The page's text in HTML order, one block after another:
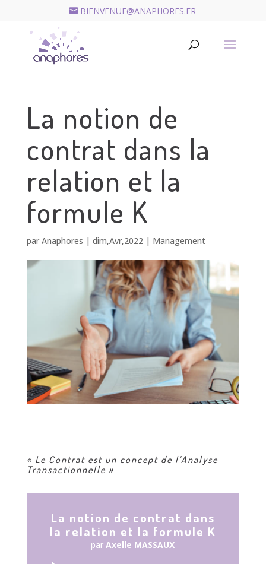
BIENVENUE@ANAPHORES.FR
La notion de
contrat dans la
relation et la
formule K
par Anaphores | dim,Avr,2022| Management
« Le Contrat est un concept de l’Analyse
Transactionnelle »
La notion de contrat dans
la relation et la formule K
parAxelle MASSAUX